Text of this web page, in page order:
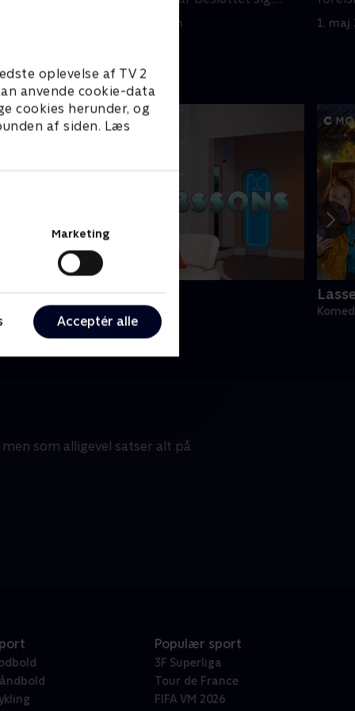
oplevelse af TV 2
anvende cookie-data
cookies herunder, og
af siden. Læs
Marketing
Acceptér alle
1. maj 2023 • 22 min 1. maj
(dansk tale)
• 1 sæsoner
som alligevel satser alt på
Populær sport
3F Superliga
Tour de France
FIFA VM 2026